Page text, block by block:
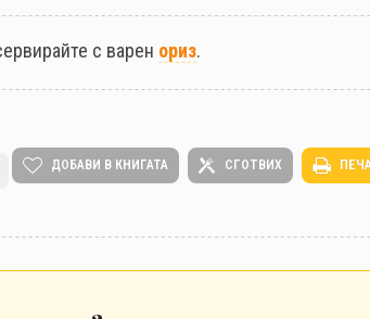
с варен ориз.
ДОБАВИ В КНИГАТА СГОТВИХ